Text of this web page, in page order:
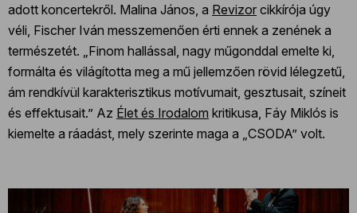
adott koncertekről. Malina János, a Revizor cikkírója úgy
véli, Fischer Iván messzemenően érti ennek a zenének a
természetét. „Finom hallással, nagy műgonddal emelte ki,
formálta és világította meg a mű jellemzően rövid lélegzetű,
ám rendkívül karakterisztikus motívumait, gesztusait, színeit
és effektusait.” Az Élet és Irodalom kritikusa, Fáy Miklós is
kiemelte a ráadást, mely szerinte maga a „CSODA” volt.